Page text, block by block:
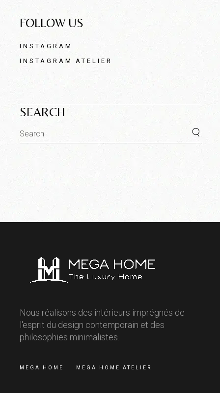
FOLLOW US
INSTAGRAM
INSTAGRAM ATELIER
SEARCH
Search
for:
Nous réalisons des intérieurs imprégnés de
l'esprit du design contemporain et des
philosophies minimalistes.
MEGA HOME MEGA HOME ATELIER